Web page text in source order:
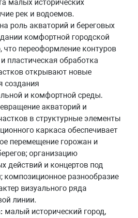
малых исторических
рек и водоемов.
роль акваторий и береговых
комфортной городской
что переоформление контуров
пластическая обработка
открывают новые
создания
и комфортной среды.
акваторий и
в структурные элементы
каркаса обеспечивает
перемещение горожан и
организацию
действий и концертов под
разнообразие
визуального ряда
линии.
малый исторический город,